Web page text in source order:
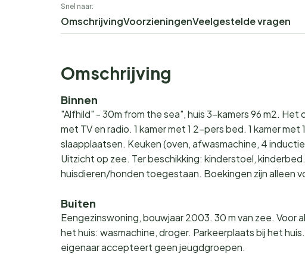
Snel naar:
OmschrijvingVoorzieningenVeelgestelde vragen
Omschrijving
Binnen
"Alfhild" - 30m from the sea", huis 3-kamers 96 m2.
met TV en radio. 1 kamer met 1 2-pers bed. 1 kamer
slaapplaatsen. Keuken (oven, afwasmachine, 4
Uitzicht op zee. Ter beschikking: kinderstoel,
huisdieren/honden toegestaan. Boekingen zijn alleen
Buiten
Eengezinswoning, bouwjaar 2003. 30 m van zee.
het huis: wasmachine, droger. Parkeerplaats bij het
eigenaar accepteert geen jeugdgroepen.